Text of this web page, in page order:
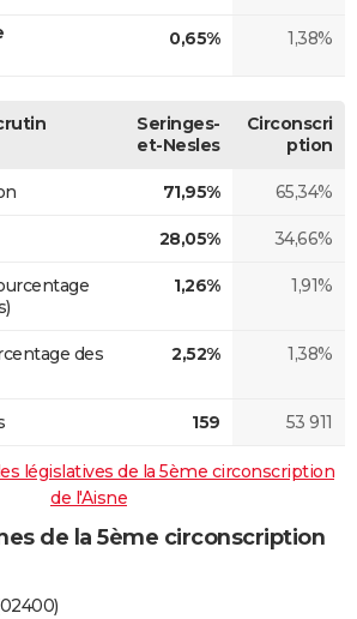
0,65% 1,38%
Seringes-
et-Nesles
Circonscri
ption
71,95% 65,34%
28,05% 34,66%
1,26% 1,91%
des
2,52% 1,38%
159 53 911
législatives de la 5ème circonscription
de l'Aisne
de la 5ème circonscription